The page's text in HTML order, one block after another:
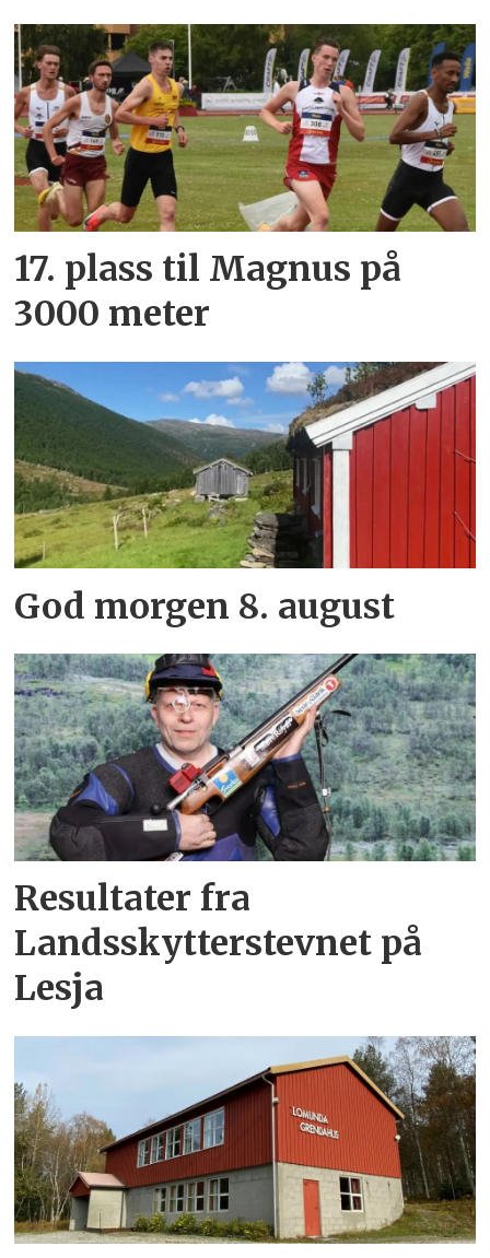
17. plass til Magnus på
3000 meter
God morgen 8. august
Resultater fra
Landsskytterstevnet på
Lesja